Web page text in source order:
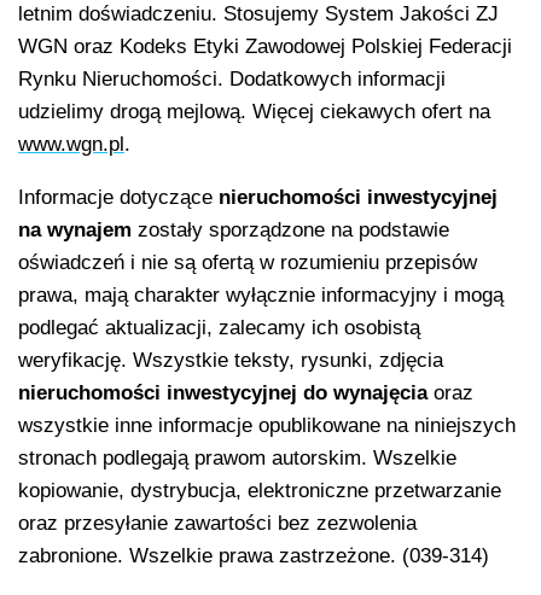
letnim doświadczeniu. Stosujemy System Jakości ZJ
WGN oraz Kodeks Etyki Zawodowej Polskiej Federacji
Rynku Nieruchomości. Dodatkowych informacji
udzielimy drogą mejlową. Więcej ciekawych ofert na
www.wgn.pl.
Informacje dotyczące nieruchomości inwestycyjnej
na wynajem zostały sporządzone na podstawie
oświadczeń i nie są ofertą w rozumieniu przepisów
prawa, mają charakter wyłącznie informacyjny i mogą
podlegać aktualizacji, zalecamy ich osobistą
weryfikację. Wszystkie teksty, rysunki, zdjęcia
nieruchomości inwestycyjnej do wynajęciaoraz
wszystkie inne informacje opublikowane na niniejszych
stronach podlegają prawom autorskim. Wszelkie
kopiowanie, dystrybucja, elektroniczne przetwarzanie
oraz przesyłanie zawartości bez zezwolenia
zabronione. Wszelkie prawa zastrzeżone. (039-314)